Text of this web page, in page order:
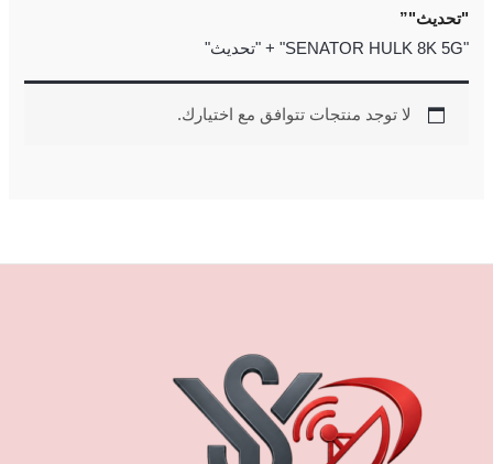
"تحديث"”
"SENATOR HULK 8K 5G" + "تحديث"
لا توجد منتجات تتوافق مع اختيارك.